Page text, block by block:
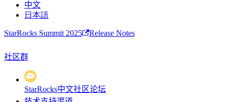
中文
日本語
StarRocks Summit 2025 Release Notes
社区群
StarRocks中文社区论坛